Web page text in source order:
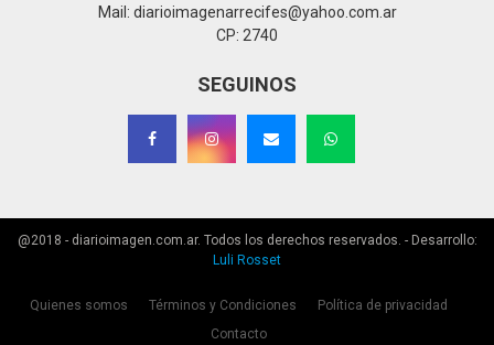
Mail: diarioimagenarrecifes@yahoo.com.ar
CP: 2740
SEGUINOS
@2018 - diarioimagen.com.ar. Todos los derechos reservados. - Desarrollo:
Luli Rosset
Quienes somos Términos y Condiciones
Política de privacidad
Contacto